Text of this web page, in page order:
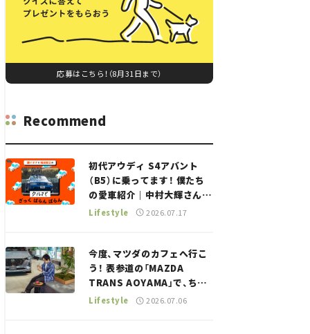
応募はこちら！（8月31日まで）
Recommend
初代アウディ S4アバント
（B5）に乗ってます！ 僕たち
の愛車紹介｜中村大輝さん
——瀬イオナと嶋田智之の
Lifestyle 2026.07.17
今度、マツダのカフェへ行こ
う！ 表参道の「MAZDA
TRANS AOYAMA」で、ちょ
っとひと息。——連載｜CCG
Lifestyle 2026.07.06